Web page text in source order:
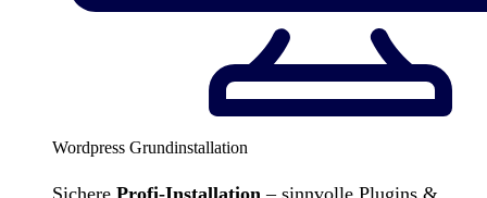
Wordpress Grundinstallation
Sichere Profi-Installation – sinnvolle Plugins &